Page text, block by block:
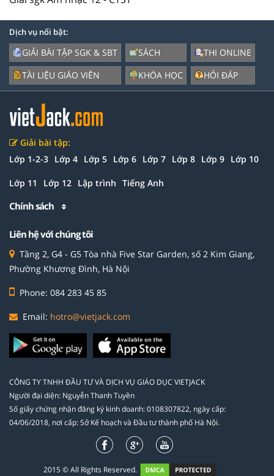
Dịch vụ nổi bật:
GIẢI BÀI TẬP SGK & SBT
TÀI LIỆU GIÁO VIÊN
SÁCH
KHÓA HỌC
THI ONLINE
HỎI ĐÁP
Giải bài tập:
Lớp 1-2-3 Lớp 4 Lớp 5 Lớp 6 Lớp 7 Lớp 8 Lớp 9 Lớp 10
Lớp 11 Lớp 12 Lập trình Tiếng Anh
Chính sách
Liên hệ với chúng tôi
Tầng 2, G4 - G5 Tòa nhà Five Star Garden, số 2 Kim Giang,
Phường Khương Đình, Hà Nội
Phone: 084 283 45 85
Email: hotro@vietjack.com
CÔNG TY TNHH ĐẦU TƯ VÀ DỊCH VỤ GIÁO DỤC VIETJACK
Người đại diện: Nguyễn Thanh Tuyền
Số giấy chứng nhận đăng ký kinh doanh: 0108307822, ngày cấp:
04/06/2018, nơi cấp: Sở Kế hoạch và Đầu tư thành phố Hà Nội.
2015 © All Rights Reserved.